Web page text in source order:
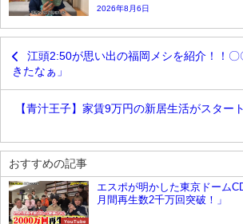
2026年8月6日
江頭2:50が思い出の福岡メシを紹介！！
きたなぁ」
【青汁王子】家賃9万円の新居生活がスター
おすすめの記事
YouTube
エスポが明かした東京ドーム
月間再生数2千万回突破！」